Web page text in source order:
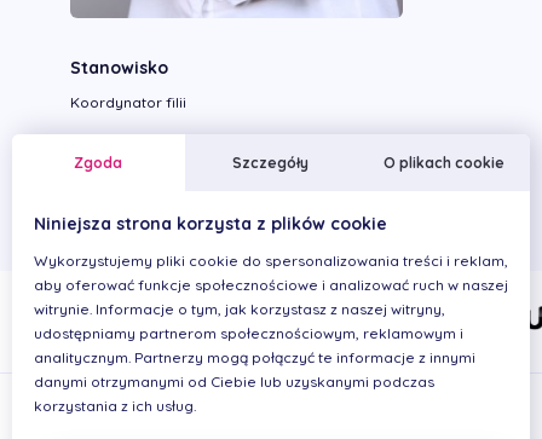
Stanowisko
Koordynator filii
Wykonywane zabiegi
Zgoda Szczegóły O plikach cookie
Niniejsza strona korzysta z plików cookie
Wykorzystujemy pliki cookie do spersonalizowania treści i reklam,
aby oferować funkcje społecznościowe i analizować ruch w naszej
witrynie. Informacje o tym, jak korzystasz z naszej witryny,
udostępniamy partnerom społecznościowym, reklamowym i
analitycznym. Partnerzy mogą połączyć te informacje z innymi
danymi otrzymanymi od Ciebie lub uzyskanymi podczas
korzystania z ich usług.